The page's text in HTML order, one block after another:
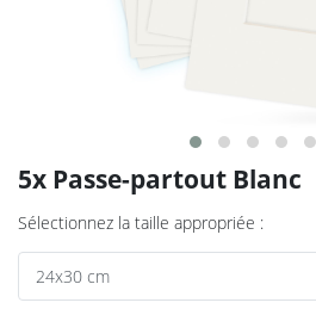
5x Passe-partout Blanc
Sélectionnez la taille appropriée :